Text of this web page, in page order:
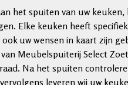
het spuiten van uw
Elke keuken heeft
uw wensen in kaart zijn
Meubelspuiterij Select
Na het spuiten
leveren wij uw